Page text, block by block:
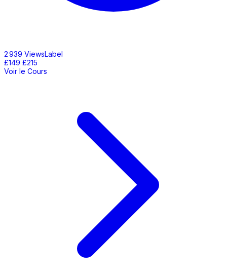
2 939 ViewsLabel
£149 £215
Voir le Cours